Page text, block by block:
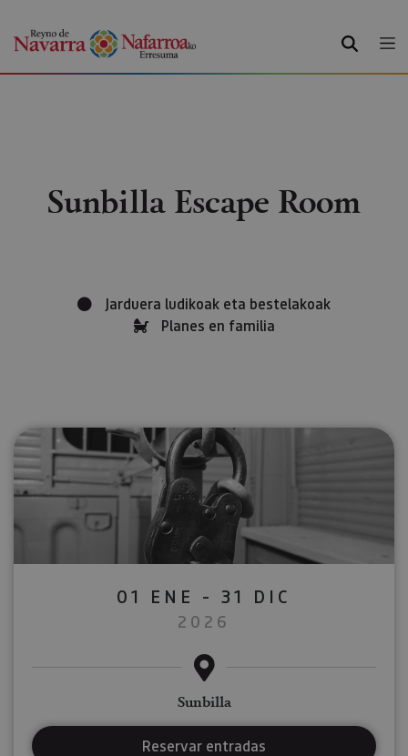
BILATU
Sunbilla Escape Room
Jarduera ludikoak eta bestelakoak
Planes en familia
01 ENE - 31 DIC
2026
Sunbilla
Reservar entradas